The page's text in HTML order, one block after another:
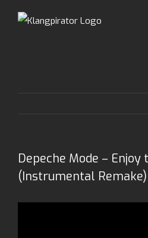
Depeche Mode – Enjoy
(Instrumental Remake)